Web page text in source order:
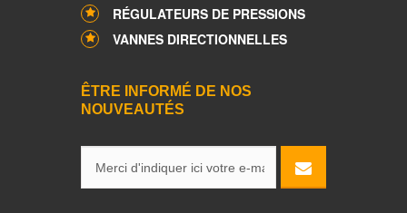
RÉGULATEURS DE PRESSIONS
VANNES DIRECTIONNELLES
ÊTRE INFORMÉ DE NOS
NOUVEAUTÉS